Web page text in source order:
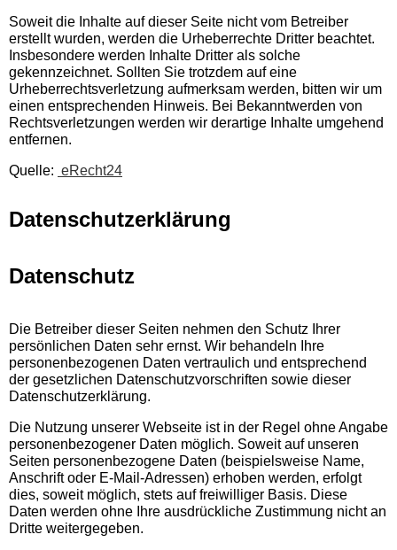
Soweit die Inhalte auf dieser Seite nicht vom Betreiber
erstellt wurden, werden die Urheberrechte Dritter beachtet.
Insbesondere werden Inhalte Dritter als solche
gekennzeichnet. Sollten Sie trotzdem auf eine
Urheberrechtsverletzung aufmerksam werden, bitten wir um
einen entsprechenden Hinweis. Bei Bekanntwerden von
Rechtsverletzungen werden wir derartige Inhalte umgehend
entfernen.
Quelle: eRecht24
Datenschutzerklärung
Datenschutz
Die Betreiber dieser Seiten nehmen den Schutz Ihrer
persönlichen Daten sehr ernst. Wir behandeln Ihre
personenbezogenen Daten vertraulich und entsprechend
der gesetzlichen Datenschutzvorschriften sowie dieser
Datenschutzerklärung.
Die Nutzung unserer Webseite ist in der Regel ohne Angabe
personenbezogener Daten möglich. Soweit auf unseren
Seiten personenbezogene Daten (beispielsweise Name,
Anschrift oder E-Mail-Adressen) erhoben werden, erfolgt
dies, soweit möglich, stets auf freiwilliger Basis. Diese
Daten werden ohne Ihre ausdrückliche Zustimmung nicht an
Dritte weitergegeben.